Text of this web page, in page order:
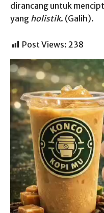
dirancang untuk
yang holistik. (Galih).
Post Views: 238